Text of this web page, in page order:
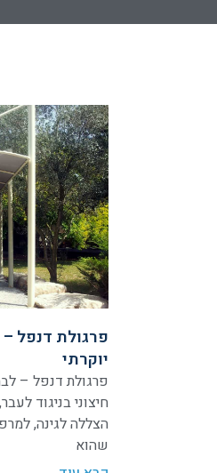
פרגולת דנפל
יוקרתי
פרגולת דנפל –
חיצוני בניגוד
הצללה לגינה,
שהוא